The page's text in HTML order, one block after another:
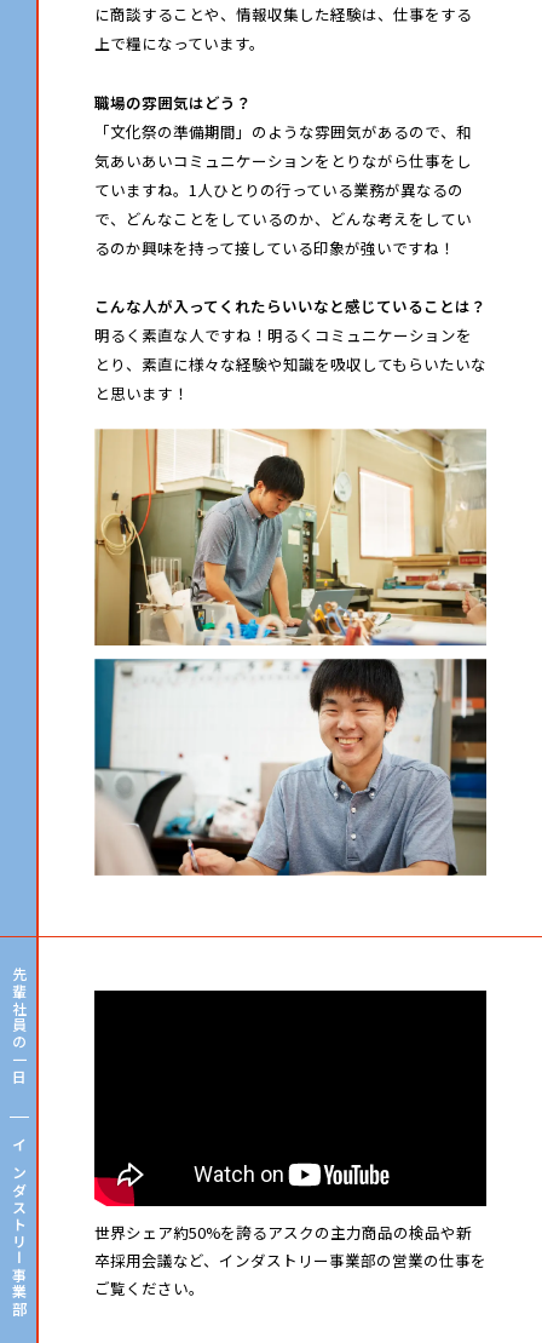
に商談することや、情報収集した経験は、仕事をする
上で糧になっています。
職場の雰囲気はどう？
「文化祭の準備期間」のような雰囲気があるので、和
気あいあいコミュニケーションをとりながら仕事をし
ていますね。1人ひとりの行っている業務が異なるの
で、どんなことをしているのか、どんな考えをしてい
るのか興味を持って接している印象が強いですね！
こんな人が入ってくれたらいいなと感じていることは？
明るく素直な人ですね！明るくコミュニケーションを
とり、素直に様々な経験や知識を吸収してもらいたいな
と思います！
先輩社員の一日
インダストリー事業部
世界シェア約50%を誇るアスクの主力商品の検品や新
卒採用会議など、インダストリー事業部の営業の仕事を
ご覧ください。